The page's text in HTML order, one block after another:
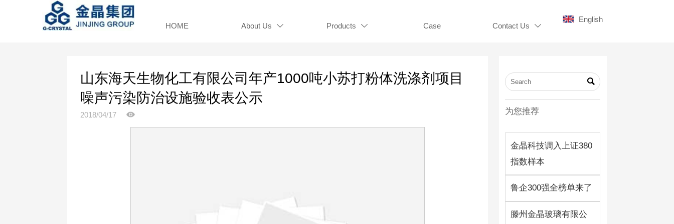
HOME About Us  Products  Case Contact Us 
English
山东海天生物化工有限公司年产1000吨小苏打粉体洗涤剂项目
噪声污染防治设施验收表公示
2018/04/17

为您推荐
金晶科技调入上证380
指数样本
鲁企300强全榜单来了
滕州金晶玻璃有限公